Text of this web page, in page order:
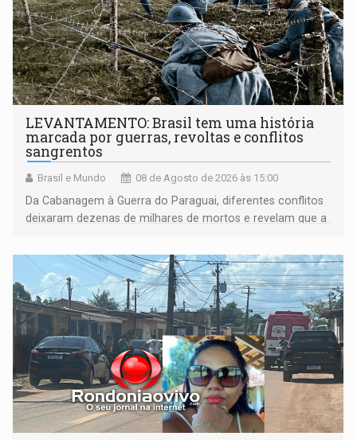
LEVANTAMENTO: Brasil tem uma história
marcada por guerras, revoltas e conflitos
sangrentos
Brasil e Mundo 08 de Agosto de 2026 às 15:00
Da Cabanagem à Guerra do Paraguai, diferentes conflitos
deixaram dezenas de milhares de mortos e revelam que a
territoriais e sociais